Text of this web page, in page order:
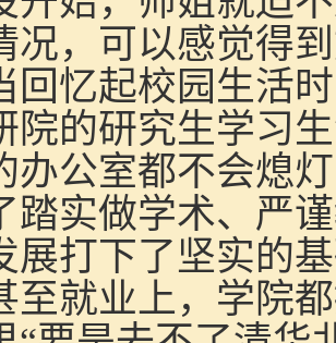
况，可以感觉得
回忆起校园生活
院的研究生学习
办公室都不会熄
踏实做学术、严
展打下了坚实的
至就业上，学院